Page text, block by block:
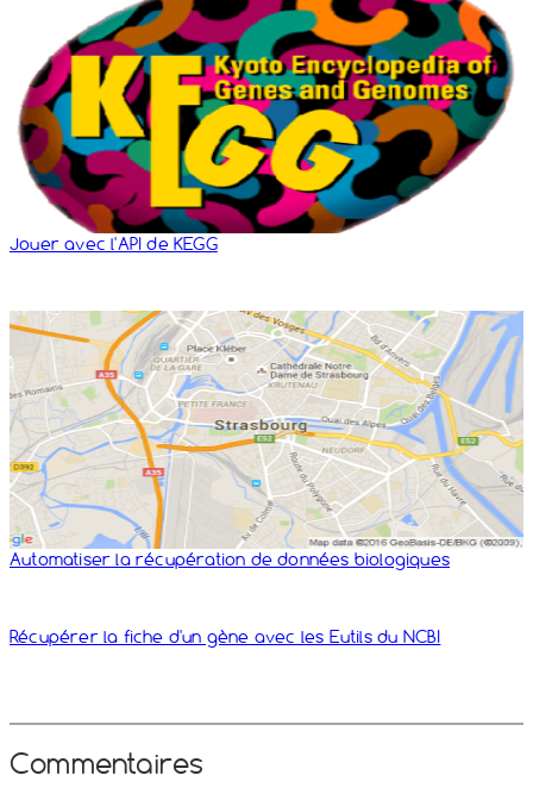
Jouer avec l'API de KEGG
Automatiser la récupération de données biologiques
Récupérer la fiche d'un gène avec les Eutils du NCBI
Commentaires